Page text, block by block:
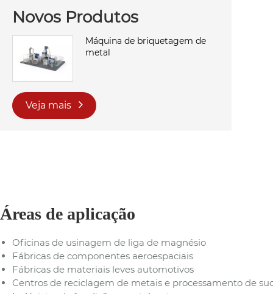
Novos Produtos
Máquina de briquetagem de
metal
Veja mais
Áreas de aplicação
Oficinas de usinagem de liga de magnésio
Fábricas de componentes aeroespaciais
Fábricas de materiais leves automotivos
Centros de reciclagem de metais e processamento de